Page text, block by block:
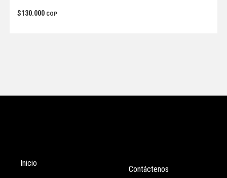
$130.000 COP
Inicio
Contáctenos